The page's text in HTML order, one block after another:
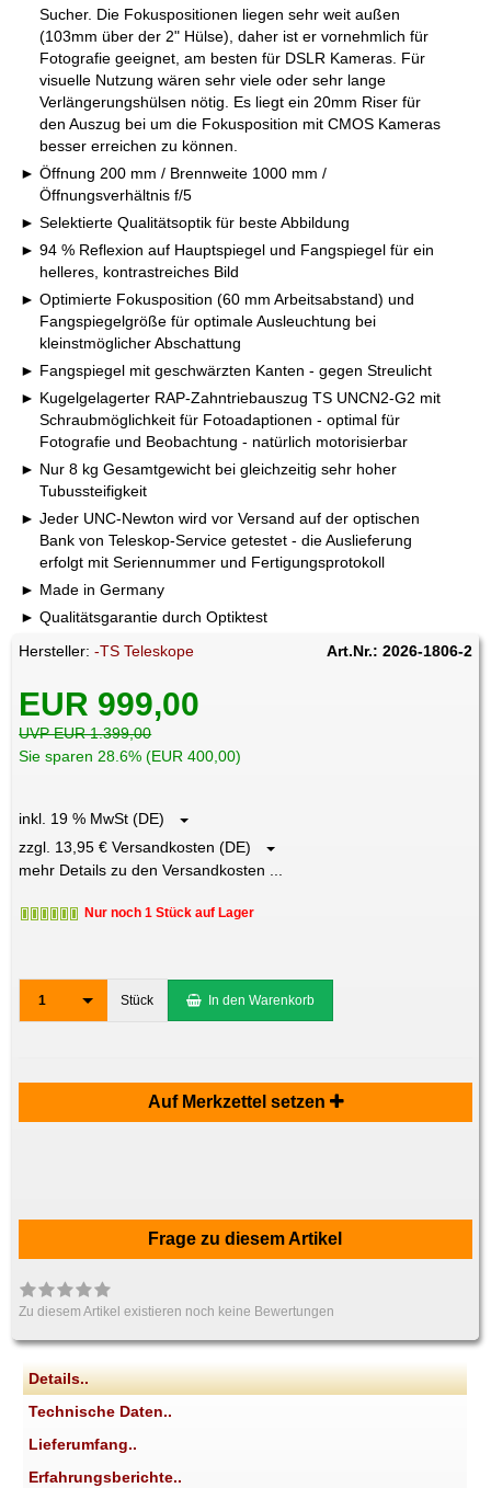
Sucher. Die Fokuspositionen liegen sehr weit außen
(103mm über der 2" Hülse), daher ist er vornehmlich für
Fotografie geeignet, am besten für DSLR Kameras. Für
visuelle Nutzung wären sehr viele oder sehr lange
Verlängerungshülsen nötig. Es liegt ein 20mm Riser für
den Auszug bei um die Fokusposition mit CMOS Kameras
besser erreichen zu können.
Öffnung 200 mm / Brennweite 1000 mm /
Öffnungsverhältnis f/5
Selektierte Qualitätsoptik für beste Abbildung
94 % Reflexion auf Hauptspiegel und Fangspiegel für ein
helleres, kontrastreiches Bild
Optimierte Fokusposition (60 mm Arbeitsabstand) und
Fangspiegelgröße für optimale Ausleuchtung bei
kleinstmöglicher Abschattung
Fangspiegel mit geschwärzten Kanten - gegen Streulicht
Kugelgelagerter RAP-Zahntriebauszug TS UNCN2-G2 mit
Schraubmöglichkeit für Fotoadaptionen - optimal für
Fotografie und Beobachtung - natürlich motorisierbar
Nur 8 kg Gesamtgewicht bei gleichzeitig sehr hoher
Tubussteifigkeit
Jeder UNC-Newton wird vor Versand auf der optischen
Bank von Teleskop-Service getestet - die Auslieferung
erfolgt mit Seriennummer und Fertigungsprotokoll
Made in Germany
Qualitätsgarantie durch Optiktest
Hersteller:-TS Teleskope Art.Nr.: 2026-1806-2
EUR 999,00
UVP EUR 1.399,00
Sie sparen 28.6% (EUR 400,00)
inkl. 19 % MwSt (DE)
zzgl. 13,95 € Versandkosten (DE)
mehr Details zu den Versandkosten ...
Nur noch 1 Stück auf Lager
1 Stück In den Warenkorb
Auf Merkzettel setzen
Frage zu diesem Artikel
Zu diesem Artikel existieren noch keine Bewertungen
Details..
Technische Daten..
Lieferumfang..
Erfahrungsberichte..